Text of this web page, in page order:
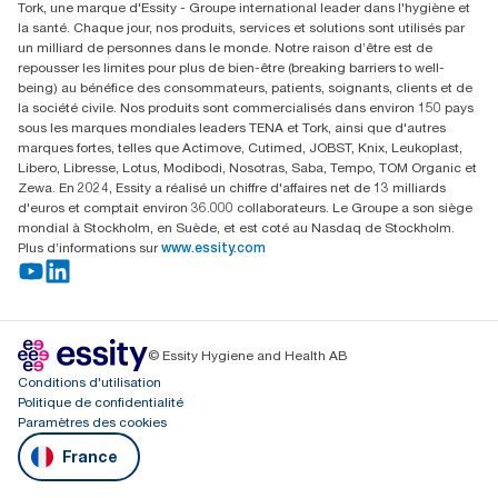
Tork, une marque d'Essity - Groupe international leader dans l'hygiène et
la santé. Chaque jour, nos produits, services et solutions sont utilisés par
un milliard de personnes dans le monde. Notre raison d’être est de
repousser les limites pour plus de bien-être (breaking barriers to well-
being) au bénéfice des consommateurs, patients, soignants, clients et de
la société civile. Nos produits sont commercialisés dans environ 150 pays
sous les marques mondiales leaders TENA et Tork, ainsi que d'autres
marques fortes, telles que Actimove, Cutimed, JOBST, Knix, Leukoplast,
Libero, Libresse, Lotus, Modibodi, Nosotras, Saba, Tempo, TOM Organic et
Zewa. En 2024, Essity a réalisé un chiffre d'affaires net de 13 milliards
d'euros et comptait environ 36.000 collaborateurs. Le Groupe a son siège
mondial à Stockholm, en Suède, et est coté au Nasdaq de Stockholm.
Plus d’informations sur www.essity.com
© Essity Hygiene and Health AB
Conditions d'utilisation
Politique de confidentialité
Paramètres des cookies
France